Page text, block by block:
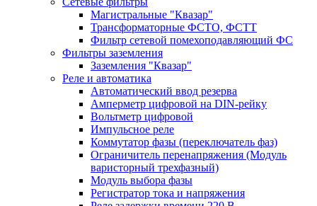
Магистральные "Квазар"
Трансформаторные ФСТО, ФСТТ
Фильтр сетевой помехоподавляющий ФС
Фильтры заземления
Заземления "Квазар"
Реле и автоматика
Автоматический ввод резерва
Амперметр цифровой на DIN-рейку
Вольтметр цифровой
Импульсное реле
Коммутатор фазы (переключатель фаз)
Ограничитель перенапряжения (Модуль
варисторный трехфазный)
Модуль выбора фазы
Регистратор тока и напряжения